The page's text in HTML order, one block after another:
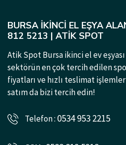
BURSA İKINCI EL EŞYA
812 5213 | ATIK SPOT
Atik Spot Bursa ikinci el ev
sektörün en çok tercih edilen
fiyatları ve hızlı teslimat
satım da bizi tercih edin!
Telefon : 0534 953 2215